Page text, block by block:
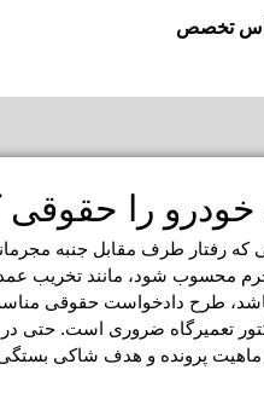
تخصص
را حقوقی
رفتار طرف مقابل جنبه
محسوب شود، مانند تخریب
طرح دادخواست حقوقی
تعمیرگاه ضروری است. حتی
پرونده و هدف شاکی بستگی